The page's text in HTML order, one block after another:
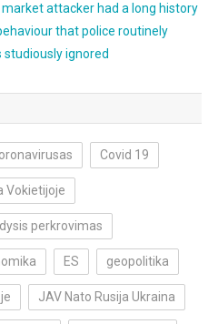
attacker had a long history
that police routinely
ignored
Covid 19
Vokietijoje
perkrovimas
ES geopolitika
JAV Nato Rusija Ukraina